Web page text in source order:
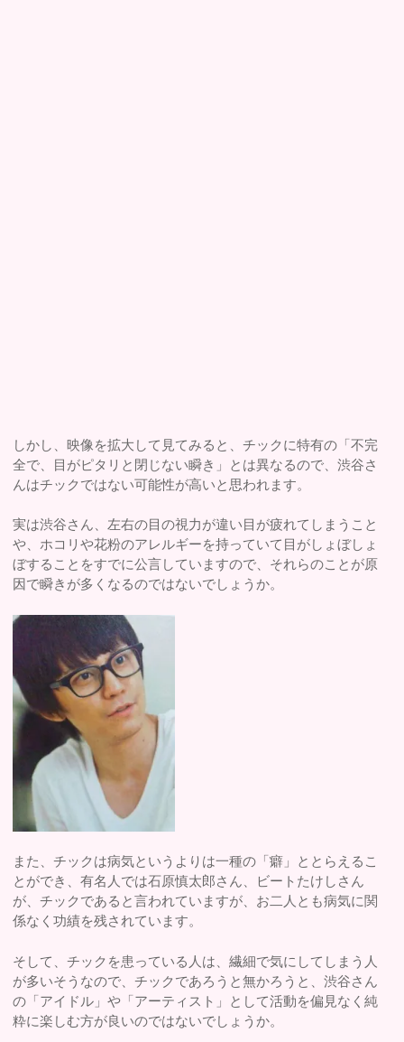
しかし、映像を拡大して見てみると、チックに特有の「不完
全で、目がピタリと閉じない瞬き」とは異なるので、渋谷さ
んはチックではない可能性が高いと思われます。
実は渋谷さん、左右の目の視力が違い目が疲れてしまうこと
や、ホコリや花粉のアレルギーを持っていて目がしょぼしょ
ぼすることをすでに公言していますので、それらのことが原
因で瞬きが多くなるのではないでしょうか。
また、チックは病気というよりは一種の「癖」ととらえるこ
とができ、有名人では石原慎太郎さん、ビートたけしさん
が、チックであると言われていますが、お二人とも病気に関
係なく功績を残されています。
そして、チックを患っている人は、繊細で気にしてしまう人
が多いそうなので、チックであろうと無かろうと、渋谷さん
の「アイドル」や「アーティスト」として活動を偏見なく純
粋に楽しむ方が良いのではないでしょうか。